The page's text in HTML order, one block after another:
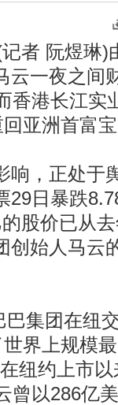
阮煜琳)
云一夜之间
香港长江实
亚洲首富
，正处于
29日暴跌
股价已从
创始人马云
集团在纽
界上规模
纽约上市
曾以286亿